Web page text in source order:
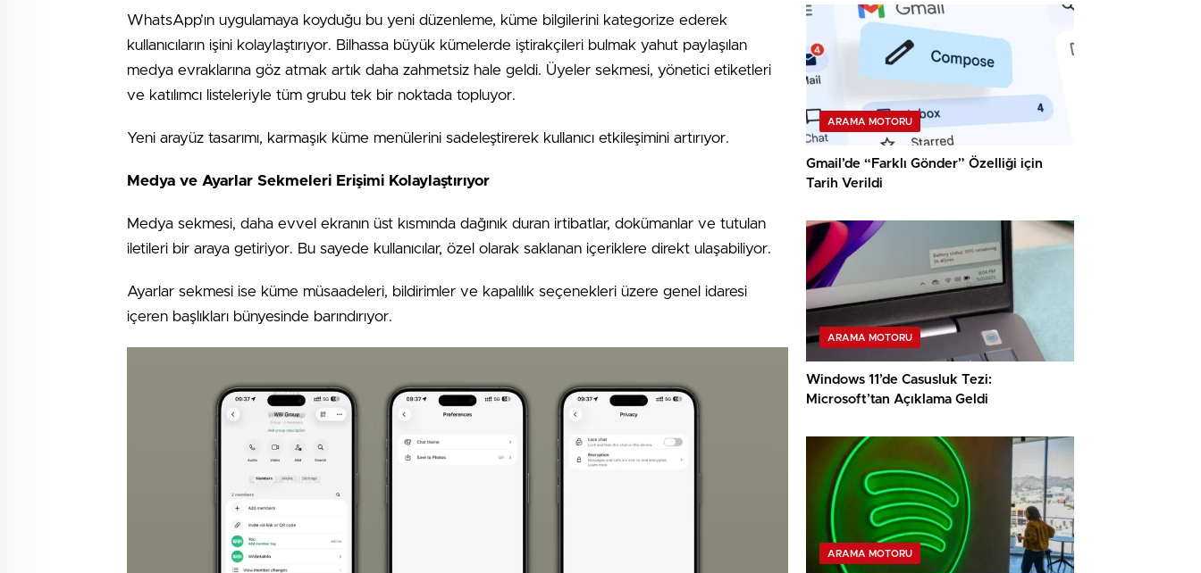
WhatsApp’ın uygulamaya koyduğu bu yeni düzenleme, küme bilgilerini kategorize ederek
kullanıcıların işini kolaylaştırıyor. Bilhassa büyük kümelerde iştirakçileri bulmak yahut paylaşılan
medya evraklarına göz atmak artık daha zahmetsiz hale geldi. Üyeler sekmesi, yönetici etiketleri
ve katılımcı listeleriyle tüm grubu tek bir noktada topluyor.
Yeni arayüz tasarımı, karmaşık küme menülerini sadeleştirerek kullanıcı etkileşimini artırıyor.
Medya ve Ayarlar Sekmeleri Erişimi Kolaylaştırıyor
Medya sekmesi, daha evvel ekranın üst kısmında dağınık duran irtibatlar, dokümanlar ve tutulan
iletileri bir araya getiriyor. Bu sayede kullanıcılar, özel olarak saklanan içeriklere direkt ulaşabiliyor.
Ayarlar sekmesi ise küme müsaadeleri, bildirimler ve kapalılık seçenekleri üzere genel idaresi
içeren başlıkları bünyesinde barındırıyor.
ARAMA MOTORU
Gmail’de “Farklı Gönder” Özelliği için
Tarih Verildi
ARAMA MOTORU
Windows 11’de Casusluk Tezi:
Microsoft’tan Açıklama Geldi
ARAMA MOTORU